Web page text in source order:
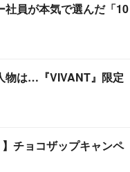
社員が本気で選んだ「10
物は…『VIVANT』限定
】チョコザップキャンペ